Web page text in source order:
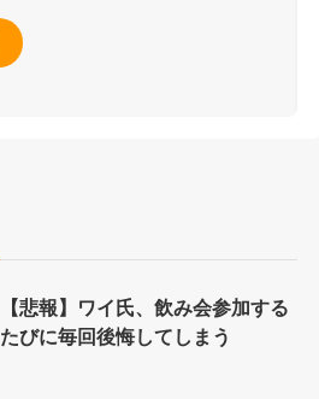
【悲報】ワイ氏、飲み会参加する
たびに毎回後悔してしまう